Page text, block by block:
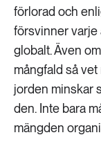
förlorad och
försvinner varje
globalt. Även
mångfald så
jorden minskar
den. Inte bara
mängden